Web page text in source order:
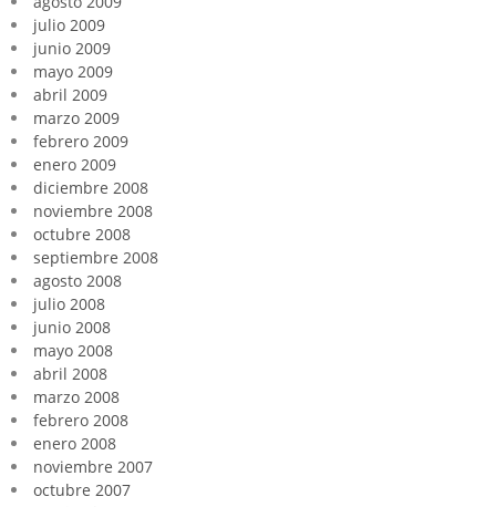
julio 2009
junio 2009
mayo 2009
abril 2009
marzo 2009
febrero 2009
enero 2009
diciembre 2008
noviembre 2008
octubre 2008
septiembre 2008
agosto 2008
julio 2008
junio 2008
mayo 2008
abril 2008
marzo 2008
febrero 2008
enero 2008
noviembre 2007
octubre 2007